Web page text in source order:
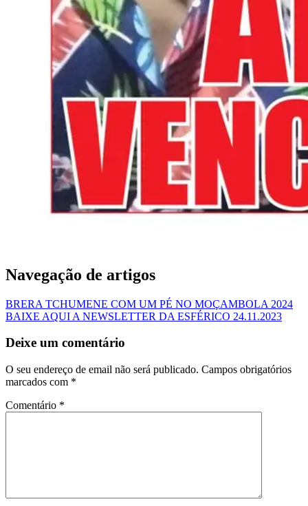
Navegação de artigos
BRERA TCHUMENE COM UM PÉ NO MOÇAMBOLA 2024
BAIXE AQUI A NEWSLETTER DA ESFÉRICO 24.11.2023
Deixe um comentário
O seu endereço de email não será publicado. Campos obrigatórios
marcados com *
Comentário *